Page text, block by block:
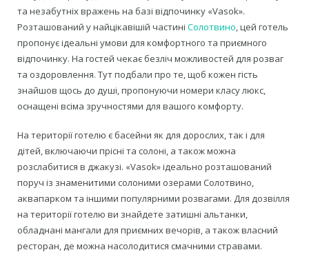
та незабутніх вражень на базі відпочинку «Vasok».
Розташований у найцікавішій частині Солотвино, цей готель
пропонує ідеальні умови для комфортного та приємного
відпочинку. На гостей чекає безліч можливостей для розваг
та оздоровлення. Тут подбали про те, щоб кожен гість
знайшов щось до душі, пропонуючи номери класу люкс,
оснащені всіма зручностями для вашого комфорту.
На території готелю є басейни як для дорослих, так і для
дітей, включаючи прісні та солоні, а також можна
розслабитися в джакузі. «Vasok» ідеально розташований
поруч із знаменитими солоними озерами Солотвино,
аквапарком та іншими популярними розвагами. Для дозвілля
на території готелю ви знайдете затишні альтанки,
обладнані мангали для приємних вечорів, а також власний
ресторан, де можна насолодитися смачними стравами.